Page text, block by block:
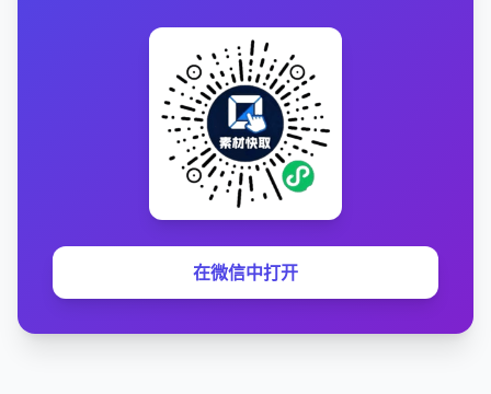
在微信中打开